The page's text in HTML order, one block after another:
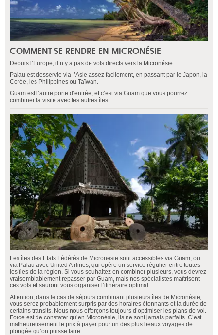
COMMENT SE RENDRE EN MICRONÉSIE
Depuis l’Europe, il n’y a pas de vols directs vers la Micronésie.
Palau est desservie via l’Asie assez facilement, en passant par le Japon, la
Corée, les Philippines ou Taïwan.
Guam est l’autre porte d’entrée, et c’est via Guam que vous pourrez
combiner la visite avec les autres îles
Les îles des Etats Fédérés de Micronésie sont accessibles via Guam, ou
via Palau avec United Airlines, qui opère un service régulier entre toutes
les îles de la région. Si vous souhaitez en combiner plusieurs, vous devrez
vraisemblablement repasser par Guam, mais nos spécialistes maîtrisent
ces vols et sauront vous organiser l’itinéraire optimal.
Attention, dans le cas de séjours combinant plusieurs îles de Micronésie,
vous serez probablement surpris par des horaires étonnants et la durée de
certains transits. Nous nous efforçons toujours d’optimiser les plans de vol.
Force est de constater qu’en Micronésie, ils ne sont jamais parfaits. C’est
malheureusement le prix à payer pour un des plus beaux voyages de
plongée qu’on puisse faire.